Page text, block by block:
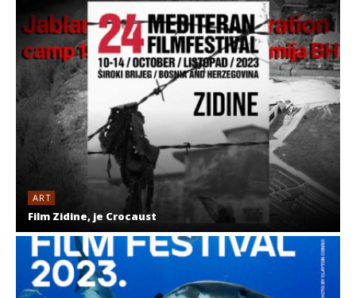
ART
Film Zidine, je Crocaust